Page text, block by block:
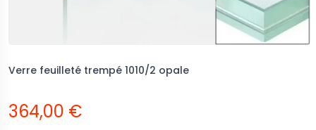
Verre feuilleté trempé 1010/2 opale
364,00 €